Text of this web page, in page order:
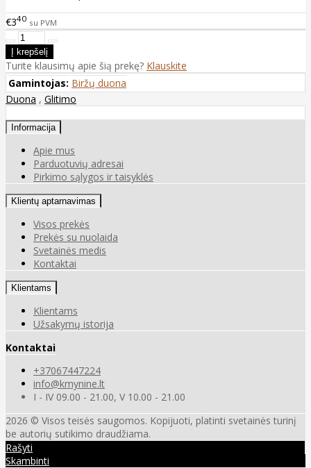
€340 su PVM
Turite klausimų apie šią prekę? Klauskite
Gamintojas: Biržų duona
Duona , Glitimo
Informacija
Apie mus
Parduotuvių adresai
Pirkimo sąlygos ir taisyklės
Klientų aptarnavimas
Visos prekės
Prekės su nuolaida
Svetainės medis
Kontaktai
Klientams
Klientams
Užsakymų istorija
Kontaktai
+37067447224
info@kmynine.lt
I - IV 09.00 - 21.00, V 10.00 - 21.00
2026 © Visos teisės saugomos. Kopijuoti, platinti svetainės turinį
be autorių sutikimo draudžiama.
Rašyti
Skambinti